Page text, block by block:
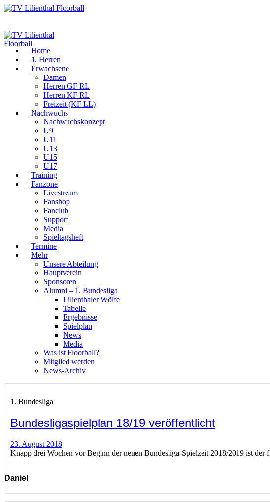
Home
1. Herren
Erwachsene
Damen
Herren GF RL
Herren KF RL
Freizeit (KF LL)
Nachwuchs
Nachwuchskonzept
U9
U11
U13
U15
U17
Training
Fanzone
Livestream
Fanshop
Fanclub
Support
Media
Spieltagsheft
Termine
Mehr
Unsere Abteilung
Hauptverein
Sponsoren
Alumni – 1. Bundesliga
Lilienthaler Wölfe
Tabelle
Ergebnisse
Spielplan
News
Media
Was ist Floorball?
Mitglied werden
News-Archiv
1. Bundesliga
Bundesligaspielplan 18/19 veröffentlicht
23. August 2018
Knapp drei Wochen vor Beginn der neuen Bundesliga-Spielzeit 2018/2019 ist
Daniel